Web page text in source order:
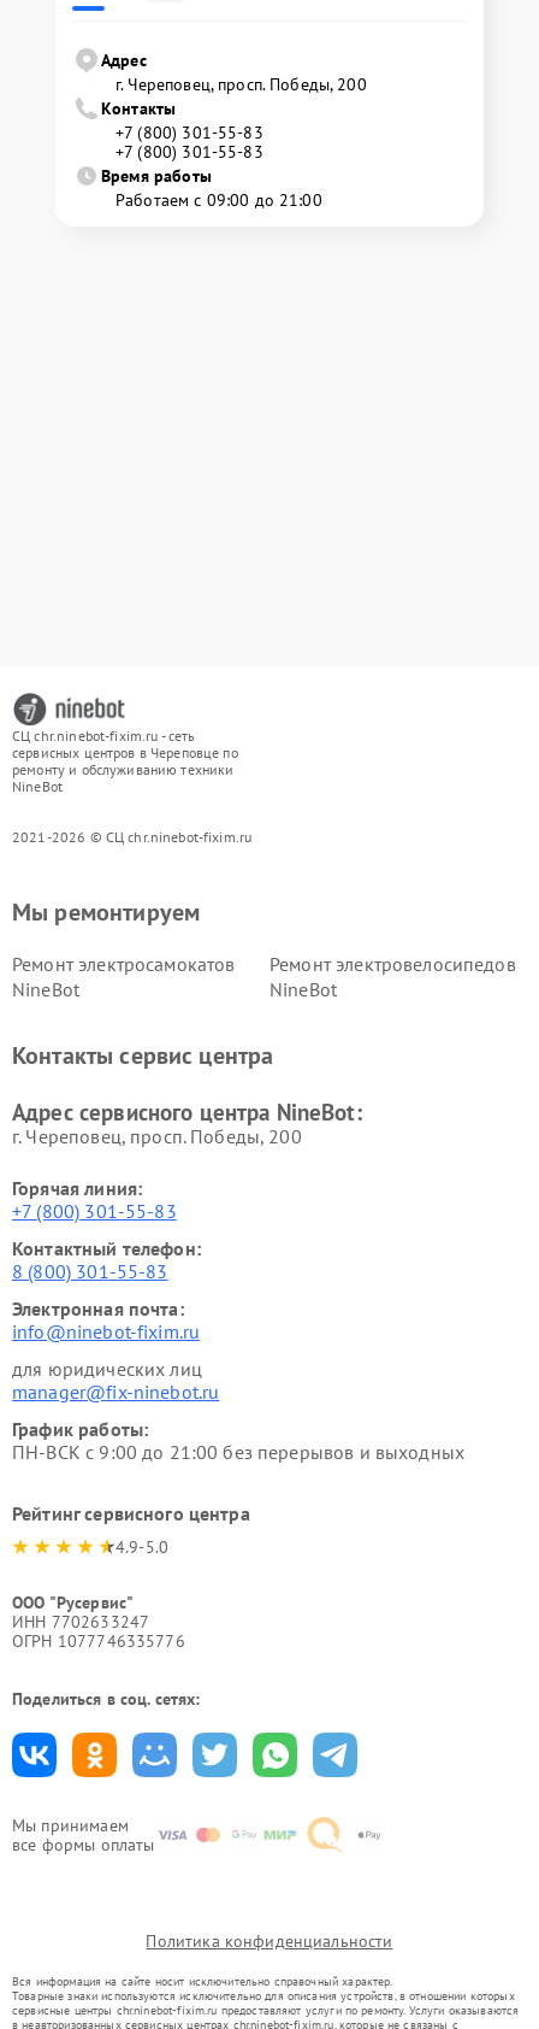
Адрес
г. Череповец, просп. Победы, 200
Контакты
+7 (800) 301-55-83
+7 (800) 301-55-83
Время работы
Работаем с 09:00 до 21:00
СЦ chr.ninebot-fixim.ru - сеть
сервисных центров в Череповце по
ремонту и обслуживанию техники
NineBot
2021-2026 © СЦ chr.ninebot-fixim.ru
Мы принимаем
все формы оплаты
Мы ремонтируем
Ремонт электросамокатов
NineBot
Ремонт электровелосипедов
NineBot
Контакты сервис центра
Адрес сервисного центра NineBot:
г. Череповец, просп. Победы, 200
Горячая линия:
+7 (800) 301-55-83
Контактный телефон:
8 (800) 301-55-83
Электронная почта:
info@ninebot-fixim.ru
для юридических лиц
manager@fix-ninebot.ru
График работы:
ПН-ВСК с 9:00 до 21:00 без перерывов и выходных
Рейтинг сервисного центра
4.9-5.0
ООО "Русервис"
ИНН 7702633247
ОГРН 1077746335776
Поделиться в соц. сетях:
Политика конфиденциальности
Вся информация на сайте носит исключительно справочный характер.
Товарные знаки используются исключительно для описания устройств, в отношении которых
сервисные центры chr.ninebot-fixim.ru предоставляют услуги по ремонту. Услуги оказываются
в неавторизованных сервисных центрах chr.ninebot-fixim.ru, которые не связаны с